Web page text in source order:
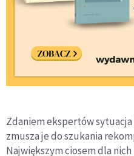
Zdaniem ekspertów
zmusza je do szukania
Największym ciosem dla